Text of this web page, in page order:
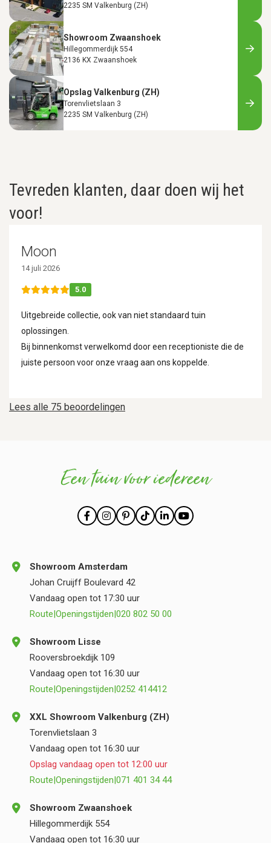
2235 SM Valkenburg (ZH)
Showroom Zwaanshoek
Hillegommerdijk 554
2136 KX Zwaanshoek
Opslag Valkenburg (ZH)
Torenvlietslaan 3
2235 SM Valkenburg (ZH)
Tevreden klanten, daar doen wij het
voor!
Lees alle 75 beoordelingen
Moon
14 juli 2026
5.0
Uitgebreide collectie, ook van niet standaard tuin
oplossingen.
Bij binnenkomst verwelkomd door een receptioniste die de
juiste persoon voor onze vraag aan ons koppelde.
Een tuin voor iedereen
Showroom Amsterdam
Johan Cruijff Boulevard 42
Vandaag open tot 17:30 uur
Route|Openingstijden|020 802 50 00
Showroom Lisse
Rooversbroekdijk 109
Vandaag open tot 16:30 uur
Route|Openingstijden|0252 414412
XXL Showroom Valkenburg (ZH)
Torenvlietslaan 3
Vandaag open tot 16:30 uur
Opslag vandaag open tot 12:00 uur
Route|Openingstijden|071 401 34 44
Showroom Zwaanshoek
Hillegommerdijk 554
Vandaag open tot 16:30 uur